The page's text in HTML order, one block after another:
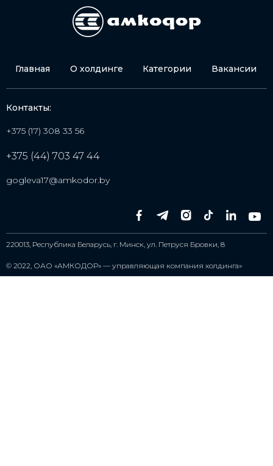
Главная О холдинге Категории Вакансии
Контакты:
+375 (17) 308 33 56
+375 (44) 703 47 44
gogleva17@amkodor.by
220013, Республика Беларусь, г. Минск, ул. Петруся Бровки, 8
© 2022, ОАО «АМКОДОР» — управляющая компания холдинга»